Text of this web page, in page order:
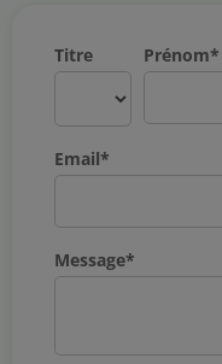
Prénom*
Email*
Message*